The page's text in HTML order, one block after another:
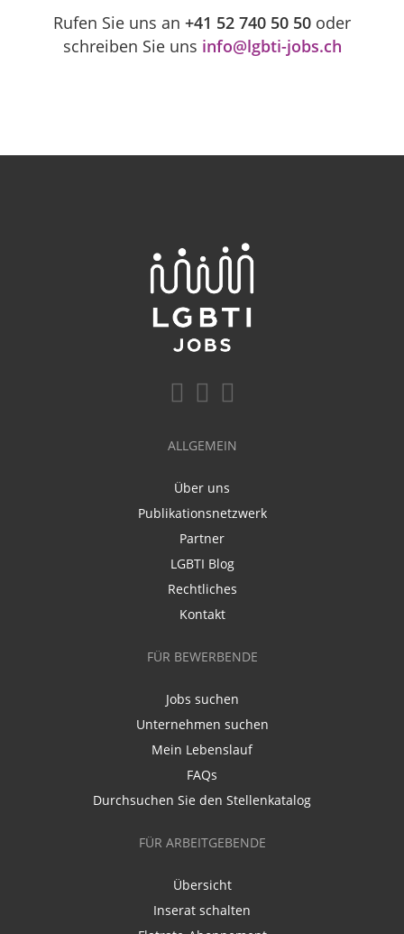
Rufen Sie uns an +41 52 740 50 50 oder
schreiben Sie uns info@lgbti-jobs.ch
ALLGEMEIN
Über uns
Publikationsnetzwerk
Partner
LGBTI Blog
Rechtliches
Kontakt
FÜR BEWERBENDE
Jobs suchen
Unternehmen suchen
Mein Lebenslauf
FAQs
Durchsuchen Sie den Stellenkatalog
FÜR ARBEITGEBENDE
Übersicht
Inserat schalten